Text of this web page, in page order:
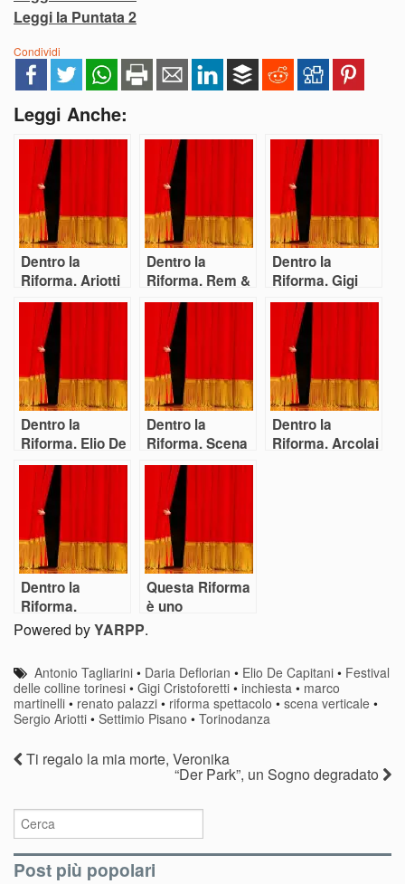
Leggi la Puntata 2
Condividi
Leggi Anche:
Dentro la
Riforma. Ariotti
(Colline
Torinesi):
“Riforma
necessaria ma
mancano i
soldi”
Dentro la
Riforma. Rem &
Cap: “Fare
teatro in un
guscio di
tartaruga”
Dentro la
Riforma. Gigi
Cristoforetti:
“Bene innovare.
Ma la qualità
dov’è?”
Dentro la
Riforma. Elio De
Capitani: “Un
peccato
capitale non
puntare
sull’arte”
Dentro la
Riforma. Scena
Verticale:
“Saremo
costretti a
essere
‘rassicuranti’
per riempire le
sale”?
Dentro la
Riforma. Arcolai
Dentro la
Riforma.
Deflorian-
Tagliarini:
“Principio di
realtà e
questioni di
principio”
Questa Riforma
è uno
Powered byYARPP.
Antonio Tagliarini • Daria Deflorian • Elio De Capitani • Festival
delle colline torinesi • Gigi Cristoforetti • inchiesta • marco
martinelli • renato palazzi • riforma spettacolo • scena verticale •
Sergio Ariotti • Settimio Pisano • Torinodanza
Ti regalo la mia morte, Veronika
“Der Park”, un Sogno degradato
Post più popolari